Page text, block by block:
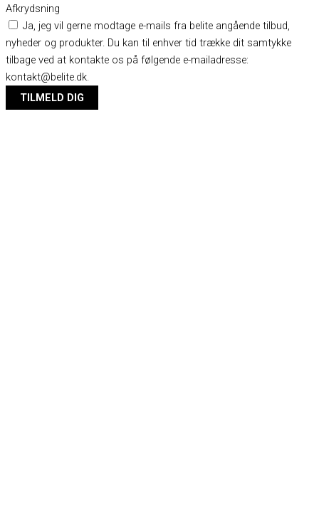
Afkrydsning
Ja, jeg vil gerne modtage e-mails fra belite angående tilbud,
nyheder og produkter. Du kan til enhver tid trække dit samtykke
tilbage ved at kontakte os på følgende e-mailadresse:
kontakt@belite.dk.
TILMELD DIG